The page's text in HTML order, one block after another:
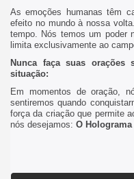
As emoções humanas têm
efeito no mundo à nossa
tempo. Nós temos um poder
limita exclusivamente ao
Nunca faça suas orações
situação:
Em momentos de oração,
sentiremos quando
força da criação que permite
nós desejamos: O